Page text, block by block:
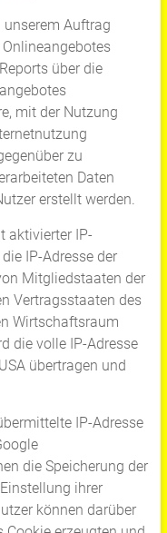
Auftrag
über die
mit der Nutzung
zu
Daten
erstellt werden.
aktivierter IP-
IP-Adresse der
Mitgliedstaaten der
Vertragsstaaten des
Wirtschaftsraum
die volle IP-Adresse
übertragen und
IP-Adresse
die Speicherung der
ihrer
können darüber